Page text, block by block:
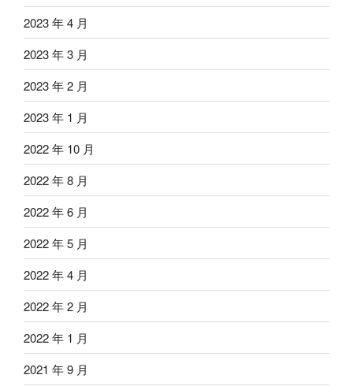
2023 年 4 月
2023 年 3 月
2023 年 2 月
2023 年 1 月
2022 年 10 月
2022 年 8 月
2022 年 6 月
2022 年 5 月
2022 年 4 月
2022 年 2 月
2022 年 1 月
2021 年 9 月